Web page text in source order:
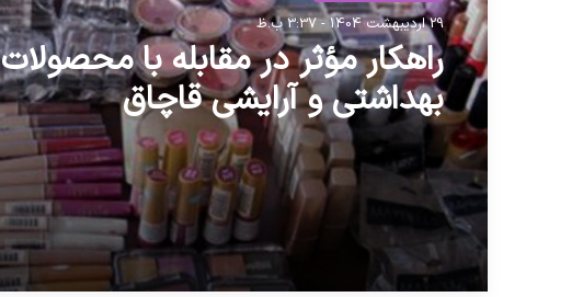
29 اردیبهشت 1404 - 3:37 ب.ظ
راهکار مؤثر در مقابله با محصولات
بهداشتی و آرایشی قاچاق